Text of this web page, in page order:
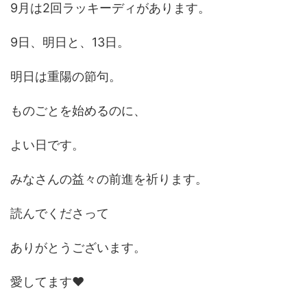
9月は2回ラッキーディがあります。
9日、明日と、13日。
明日は重陽の節句。
ものごとを始めるのに、
よい日です。
みなさんの益々の前進を祈ります。
読んでくださって
ありがとうございます。
愛してます❤